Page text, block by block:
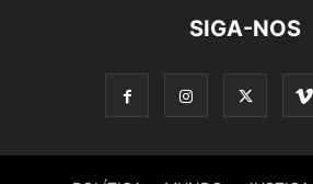
SIGA-NOS